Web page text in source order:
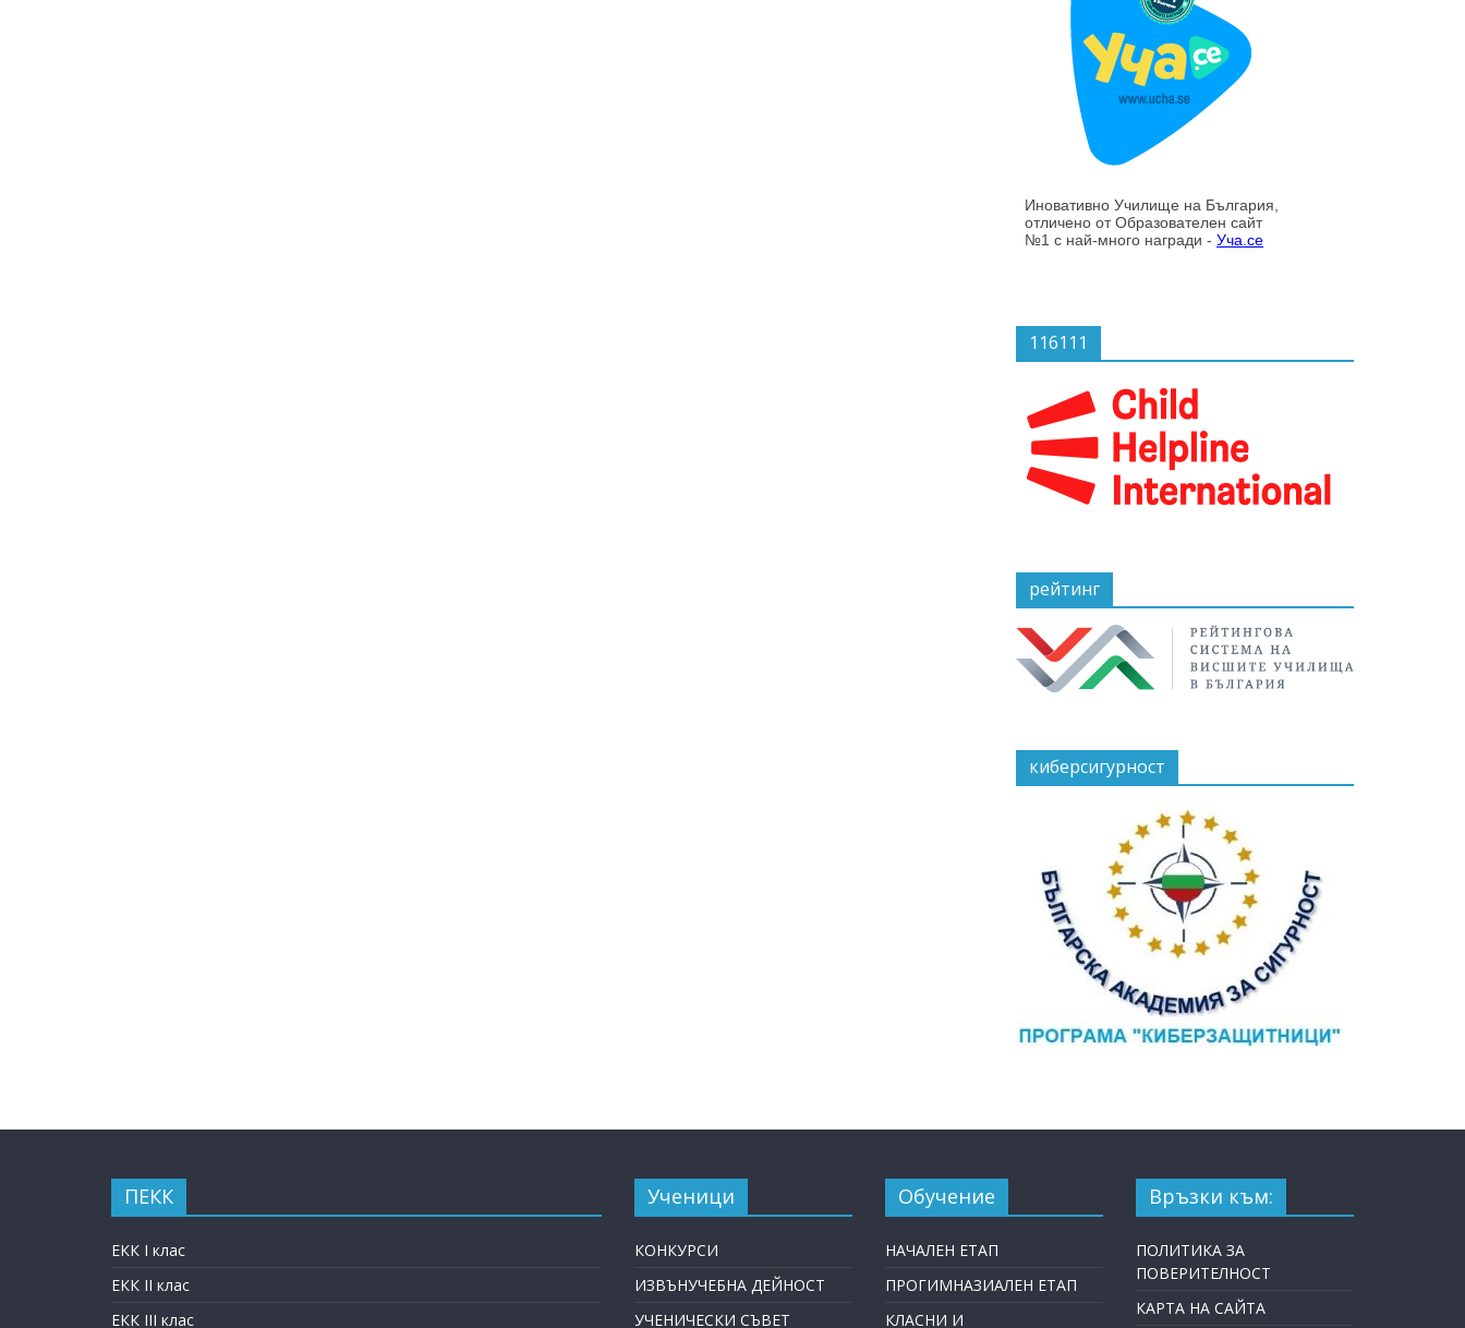
116111
рейтинг
киберсигурност
ПЕКК
ЕКК I клас
ЕКК II клас
ЕКК III клас
Ученици
КОНКУРСИ
ИЗВЪНУЧЕБНА ДЕЙНОСТ
УЧЕНИЧЕСКИ СЪВЕТ
Обучение
НАЧАЛЕН ЕТАП
ПРОГИМНАЗИАЛЕН ЕТАП
КЛАСНИ И
Връзки към:
ПОЛИТИКА ЗА
ПОВЕРИТЕЛНОСТ
КАРТА НА САЙТА